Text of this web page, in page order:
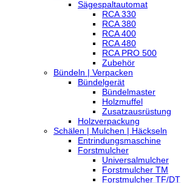
Sägespaltautomat
RCA 330
RCA 380
RCA 400
RCA 480
RCA PRO 500
Zubehör
Bündeln | Verpacken
Bündelgerät
Bündelmaster
Holzmuffel
Zusatzausrüstung
Holzverpackung
Schälen | Mulchen | Häckseln
Entrindungsmaschine
Forstmulcher
Universalmulcher
Forstmulcher TM
Forstmulcher TF/DT